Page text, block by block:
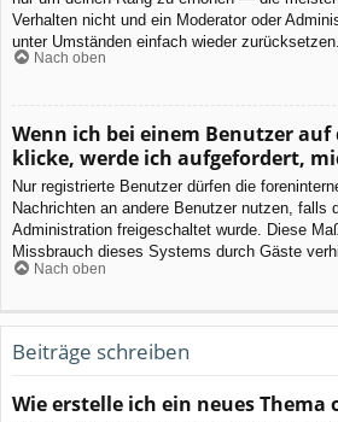
Verhalten nicht und ein Moderator oder
unter Umständen einfach wieder zurücksetzen.
Nach oben
Wenn ich bei einem Benutzer auf
klicke, werde ich aufgefordert,
Nur registrierte Benutzer dürfen die
Nachrichten an andere Benutzer nutzen, falls
Administration freigeschaltet wurde. Diese
Missbrauch dieses Systems durch Gäste
Nach oben
Beiträge schreiben
Wie erstelle ich ein neues